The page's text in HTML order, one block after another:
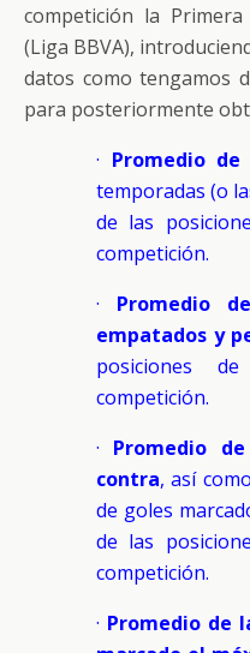
competición la
(Liga BBVA),
datos como tengamos
para posteriormente
· Promedio de
temporadas (o
de las
competición.
· Promedio
empatados y
posiciones
competición.
· Promedio
contra, así
de goles
de las
competición.
· Promedio de